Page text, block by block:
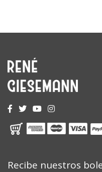
Recibe nuestros